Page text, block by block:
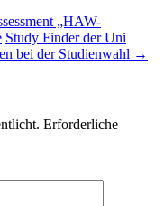
„HAW-
Study Finder der Uni
bei der Studienwahl →
Erforderliche